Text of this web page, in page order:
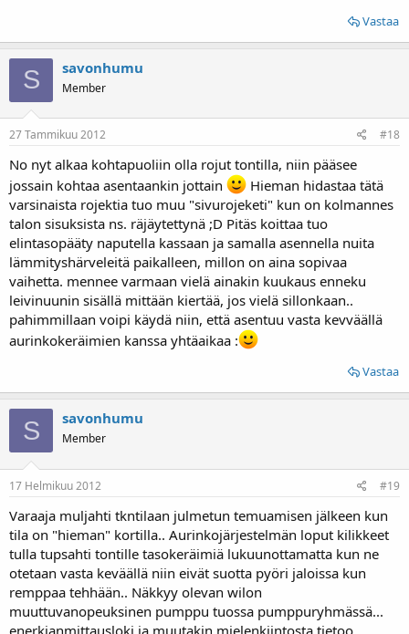
Vastaa
S savonhumu
Member
27 Tammikuu 2012 #18
No nyt alkaa kohtapuoliin olla rojut tontilla, niin pääsee
jossain kohtaa asentaankin jottain
Hieman hidastaa tätä
varsinaista rojektia tuo muu "sivurojeketi" kun on kolmannes
talon sisuksista ns. räjäytettynä ;D Pitäs koittaa tuo
elintasopääty naputella kassaan ja samalla asennella nuita
lämmityshärveleitä paikalleen, millon on aina sopivaa
vaihetta. mennee varmaan vielä ainakin kuukaus enneku
leivinuunin sisällä mittään kiertää, jos vielä sillonkaan..
pahimmillaan voipi käydä niin, että asentuu vasta kevväällä
aurinkokeräimien kanssa yhtäaikaa :
Vastaa
S savonhumu
Member
17 Helmikuu 2012 #19
Varaaja muljahti tkntilaan julmetun temuamisen jälkeen kun
tila on "hieman" kortilla.. Aurinkojärjestelmän loput kilikkeet
tulla tupsahti tontille tasokeräimiä lukuunottamatta kun ne
otetaan vasta keväällä niin eivät suotta pyöri jaloissa kun
remppaa tehhään.. Näkkyy olevan wilon
muuttuvanopeuksinen pumppu tuossa pumppuryhmässä...
enerkianmittausloki ja muutakin mielenkiintosta tietoo